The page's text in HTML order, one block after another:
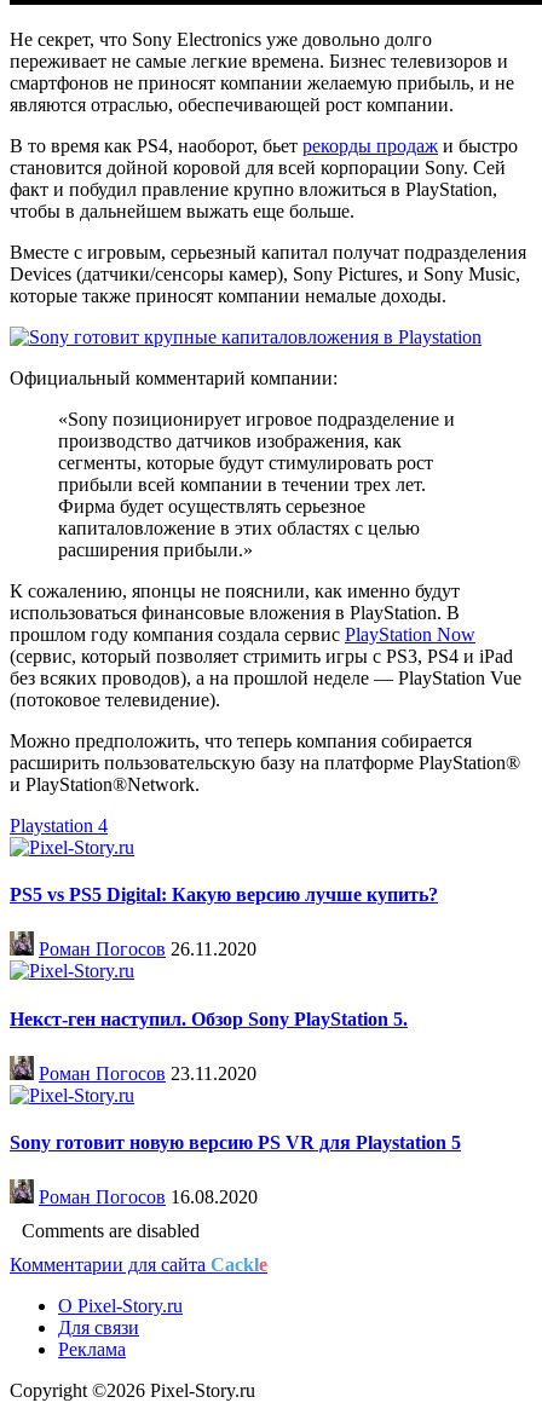
Не секрет, что Sony Electronics уже довольно долго
переживает не самые легкие времена. Бизнес телевизоров и
смартфонов не приносят компании желаемую прибыль, и не
являются отраслью, обеспечивающей рост компании.
В то время как PS4, наоборот, бьет рекорды продаж и быстро
становится дойной коровой для всей корпорации Sony. Сей
факт и побудил правление крупно вложиться в PlayStation,
чтобы в дальнейшем выжать еще больше.
Вместе с игровым, серьезный капитал получат подразделения
Devices (датчики/сенсоры камер), Sony Pictures, и Sony Music,
которые также приносят компании немалые доходы.
Официальный комментарий компании:
«Sony позиционирует игровое подразделение и
производство датчиков изображения, как
сегменты, которые будут стимулировать рост
прибыли всей компании в течении трех лет.
Фирма будет осуществлять серьезное
капиталовложение в этих областях с целью
расширения прибыли.»
К сожалению, японцы не пояснили, как именно будут
использоваться финансовые вложения в PlayStation. В
прошлом году компания создала сервис PlayStation Now
(сервис, который позволяет стримить игры с PS3, PS4 и iPad
без всяких проводов), а на прошлой неделе — PlayStation Vue
(потоковое телевидение).
Можно предположить, что теперь компания собирается
расширить пользовательскую базу на платформе PlayStation®
и PlayStation®Network.
Playstation 4
PS5 vs PS5 Digital: Какую версию лучше купить?
Роман Погосов 26.11.2020
Некст-ген наступил. Обзор Sony PlayStation 5.
Роман Погосов 23.11.2020
Sony готовит новую версию PS VR для Playstation 5
Роман Погосов 16.08.2020
Comments are disabled
Комментарии для сайта Cackle
О Pixel-Story.ru
Для связи
Реклама
Copyright ©2026 Pixel-Story.ru